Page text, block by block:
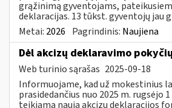
grąžinimą gyventojams,
deklaracijas. 13 tūkst. gyventojų jau
Metai: 2026 Pagrindinis: Naujiena
​​​​​​​Dėl akcizų deklaravimo pokyčių
Web turinio sąrašas 2025-09-18
Informuojame, kad už mokestinius
prasidedančius nuo 2025 m. rugsėjo
teikiama nauja akcizų deklaracijos